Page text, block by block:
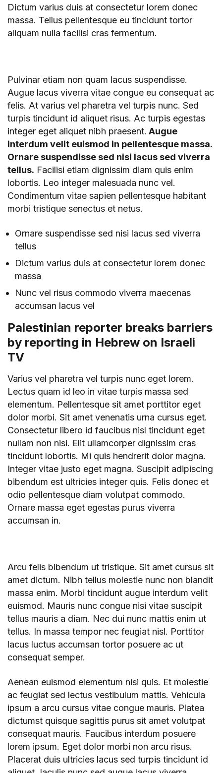
Dictum varius duis at consectetur lorem donec
massa. Tellus pellentesque eu tincidunt tortor
aliquam nulla facilisi cras fermentum.
Pulvinar etiam non quam lacus suspendisse.
Augue lacus viverra vitae congue eu consequat ac
felis. At varius vel pharetra vel turpis nunc. Sed
turpis tincidunt id aliquet risus. Ac turpis egestas
integer eget aliquet nibh praesent. Augue
interdum velit euismod in pellentesque massa.
Ornare suspendisse sed nisi lacus sed viverra
tellus. Facilisi etiam dignissim diam quis enim
lobortis. Leo integer malesuada nunc vel.
Condimentum vitae sapien pellentesque habitant
morbi tristique senectus et netus.
Ornare suspendisse sed nisi lacus sed viverra
tellus
Dictum varius duis at consectetur lorem donec
massa
Nunc vel risus commodo viverra maecenas
accumsan lacus vel
Palestinian reporter breaks barriers
by reporting in Hebrew on Israeli
TV
Varius vel pharetra vel turpis nunc eget lorem.
Lectus quam id leo in vitae turpis massa sed
elementum. Pellentesque sit amet porttitor eget
dolor morbi. Sit amet venenatis urna cursus eget.
Consectetur libero id faucibus nisl tincidunt eget
nullam non nisi. Elit ullamcorper dignissim cras
tincidunt lobortis. Mi quis hendrerit dolor magna.
Integer vitae justo eget magna. Suscipit adipiscing
bibendum est ultricies integer quis. Felis donec et
odio pellentesque diam volutpat commodo.
Ornare massa eget egestas purus viverra
accumsan in.
Arcu felis bibendum ut tristique. Sit amet cursus sit
amet dictum. Nibh tellus molestie nunc non blandit
massa enim. Morbi tincidunt augue interdum velit
euismod. Mauris nunc congue nisi vitae suscipit
tellus mauris a diam. Nec dui nunc mattis enim ut
tellus. In massa tempor nec feugiat nisl. Porttitor
lacus luctus accumsan tortor posuere ac ut
consequat semper.
Aenean euismod elementum nisi quis. Et molestie
ac feugiat sed lectus vestibulum mattis. Vehicula
ipsum a arcu cursus vitae congue mauris. Platea
dictumst quisque sagittis purus sit amet volutpat
consequat mauris. Faucibus interdum posuere
lorem ipsum. Eget dolor morbi non arcu risus.
Placerat duis ultricies lacus sed turpis tincidunt id